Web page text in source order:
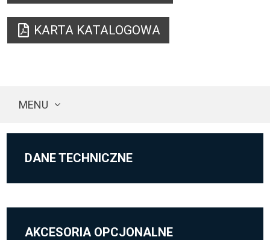
KARTA KATALOGOWA
MENU
DANE TECHNICZNE
AKCESORIA OPCJONALNE